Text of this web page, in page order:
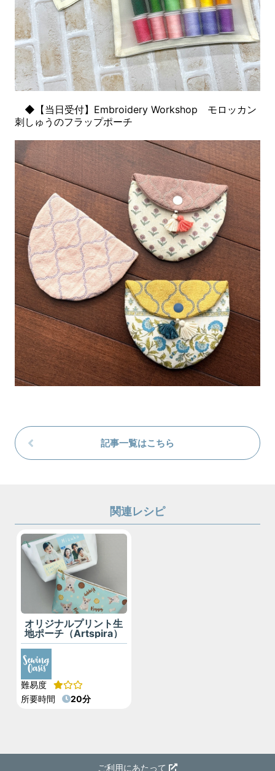
◆【当日受付】Embroidery Workshop モロッカン
刺しゅうのフラップポーチ
記事一覧はこちら
関連レシピ
オリジナルプリント生
地ポーチ（Artspira）
難易度
所要時間
20分
ご利用にあたって